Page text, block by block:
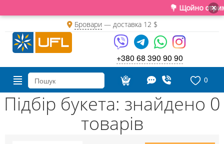
💐 Щойно ×
Бровари— доставка 12 $
+380 68 390 90 90
0
Підбір букета: знайдено 0
товарів